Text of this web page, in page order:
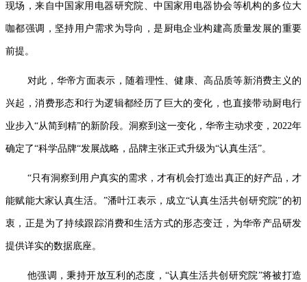
现场，来自中国家用电器研究院、中国家用电器协会等机构的多位大
咖都强调，坚持用户需求为导向，是厨电企业构建高质量发展的重要
前提。
对此，华帝方面表示，随着理性、健康、高品质等新消费主义的
兴起，消费形态和行为逻辑都经历了巨大的变化，也直接带动厨电行
业步入“从简到精”的新阶段。洞察到这一变化，华帝主动求变，2022年
确定了“科学品牌“发展战略，品牌主张正式升级为“认真生活”。
“只有洞察到用户真实的需求，才有机会打造出真正的好产品，才
能赋能大家认真生活。”潘叶江表示，成立“认真生活共创研究院”的初
衷，正是为了持续跟踪消费和生活方式的形态变迁，为华帝产品研发
提供详实的数据底座。
他强调，秉持开放互利的态度，“认真生活共创研究院”将被打造